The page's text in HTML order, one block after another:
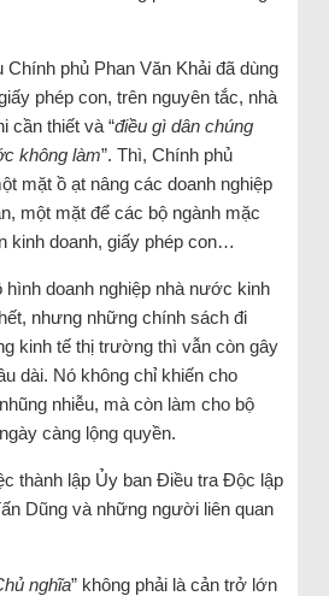
Chính phủ Phan Văn Khải đã dùng
phép con, trên nguyên tắc, nhà
cần thiết và “điều gì dân chúng
không làm”. Thì, Chính phủ
mặt ồ ạt nâng các doanh nghiệp
một mặt để các bộ ngành mặc
kinh doanh, giấy phép con…
hình doanh nghiệp nhà nước kinh
nhưng những chính sách đi
kinh tế thị trường thì vẫn còn gây
dài. Nó không chỉ khiến cho
nhiễu, mà còn làm cho bộ
càng lộng quyền.
thành lập Ủy ban Điều tra Độc lập
Dũng và những người liên quan
nghĩa” không phải là cản trở lớn